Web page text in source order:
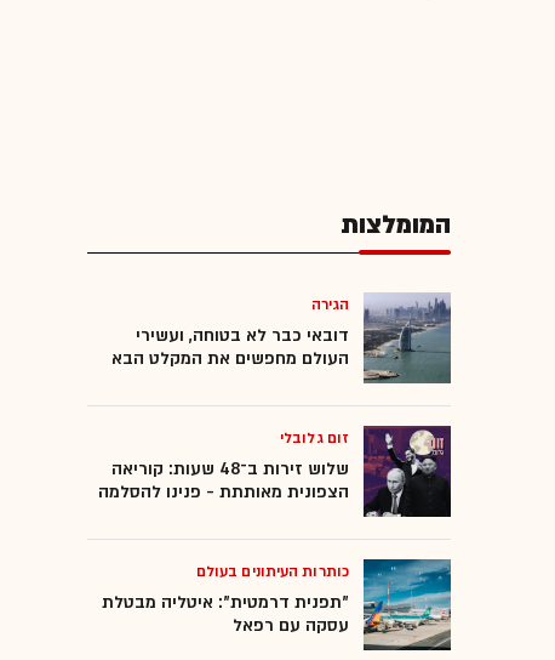
המומלצות
הגירה
דובאי כבר לא בטוחה, ועשירי
העולם מחפשים את המקלט הבא
זום גלובלי
שלוש זירות ב־48 שעות: קוריאה
הצפונית מאותתת - פנינו להסלמה
כותרות העיתונים בעולם
"תפנית דרמטית": איטליה מבטלת
עסקה עם רפאל